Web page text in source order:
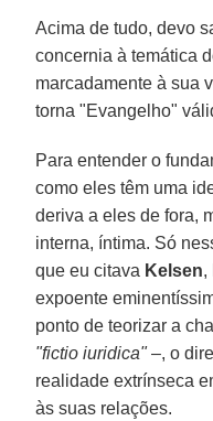
Acima de tudo, devo
concernia à temática
marcadamente à sua
torna "Evangelho"
Para entender o
como eles têm uma
deriva a eles de fora,
interna, íntima. Só
que eu citava Kelsen,
expoente
ponto de teorizar a
"fictio iuridica"–, o
realidade extrínseca
às suas relações.